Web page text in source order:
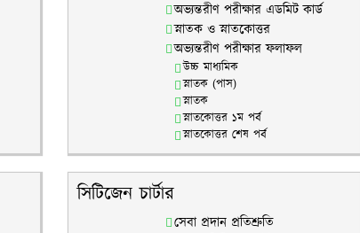
অভ্যন্তরীণ পরীক্ষার এডমিট কার্ড
স্নাতক ও স্নাতকোত্তর
অভ্যন্তরীণ পরীক্ষার ফলাফল
উচ্চ মাধ্যমিক
স্নাতক (পাস)
স্নাতক
স্নাতকোত্তর ১ম পর্ব
স্নাতকোত্তর শেষ পর্ব
সিটিজেন চার্টার
সেবা প্রদান প্রতিশ্রুতি